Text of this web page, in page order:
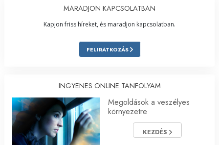
MARADJON KAPCSOLATBAN
Kapjon friss híreket, és maradjon kapcsolatban.
FELIRATKOZÁS
INGYENES ONLINE TANFOLYAM
Megoldások a veszélyes
környezetre
KEZDÉS